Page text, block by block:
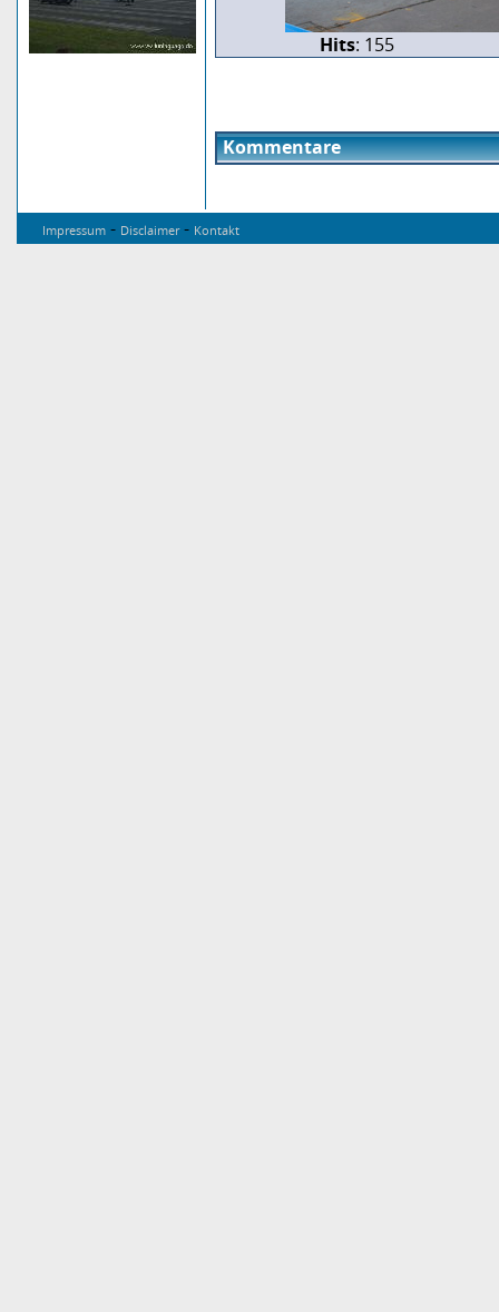
Hits: 155
Kommentare
Impressum - Disclaimer- Kontakt